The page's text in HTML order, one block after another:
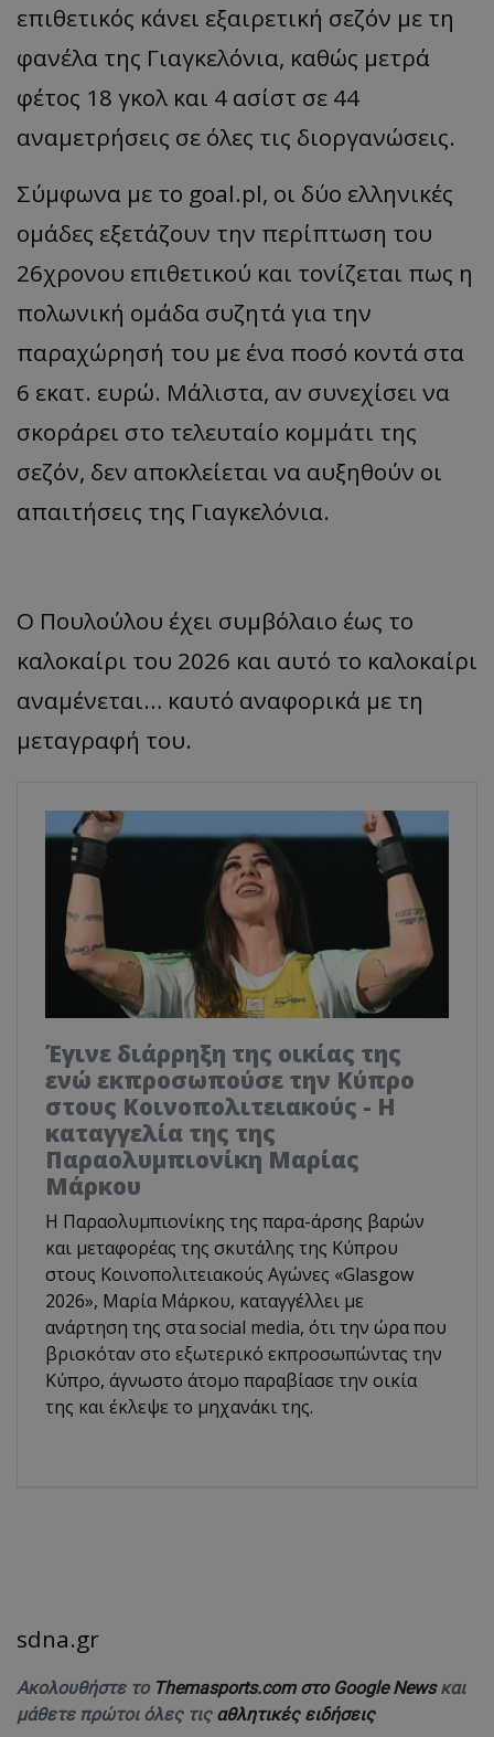
επιθετικός κάνει εξαιρετική σεζόν με τη
φανέλα της Γιαγκελόνια, καθώς μετρά
φέτος 18 γκολ και 4 ασίστ σε 44
αναμετρήσεις σε όλες τις διοργανώσεις.
Σύμφωνα με το goal.pl, οι δύο ελληνικές
ομάδες εξετάζουν την περίπτωση του
26χρονου επιθετικού και τονίζεται πως η
πολωνική ομάδα συζητά για την
παραχώρησή του με ένα ποσό κοντά στα
6 εκατ. ευρώ. Μάλιστα, αν συνεχίσει να
σκοράρει στο τελευταίο κομμάτι της
σεζόν, δεν αποκλείεται να αυξηθούν οι
απαιτήσεις της Γιαγκελόνια.
Ο Πουλούλου έχει συμβόλαιο έως το
καλοκαίρι του 2026 και αυτό το καλοκαίρι
αναμένεται… καυτό αναφορικά με τη
μεταγραφή του.
Έγινε διάρρηξη της οικίας της
ενώ εκπροσωπούσε την Κύπρο
στους Κοινοπολιτειακούς - Η
καταγγελία της της
Παραολυμπιονίκη Μαρίας
Μάρκου
Η Παραολυμπιονίκης της παρα-άρσης βαρών
και μεταφορέας της σκυτάλης της Κύπρου
στους Κοινοπολιτειακούς Αγώνες «Glasgow
2026», Μαρία Μάρκου, καταγγέλλει με
ανάρτηση της στα social media, ότι την ώρα που
βρισκόταν στο εξωτερικό εκπροσωπώντας την
Κύπρο, άγνωστο άτομο παραβίασε την οικία
της και έκλεψε το μηχανάκι της.
sdna.gr
Ακολουθήστε το Themasports.com στο Google Newsκαι
μάθετε πρώτοι όλες τις αθλητικές ειδήσεις